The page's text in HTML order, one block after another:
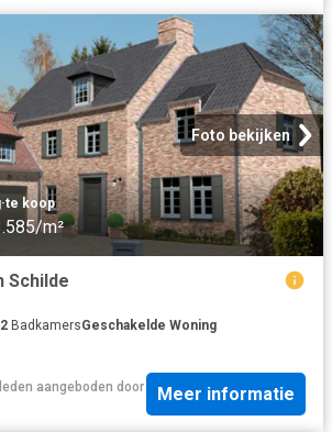
Foto bekijken
·te koop
m²
Schilde
2 BadkamersGeschakelde Woning
aangeboden door
Meer informatie